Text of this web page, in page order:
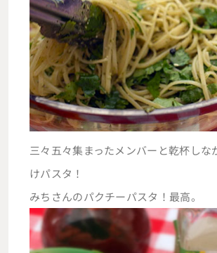
三々五々集まったメンバーと乾杯しな
けパスタ！
みちさんのパクチーパスタ！最高。